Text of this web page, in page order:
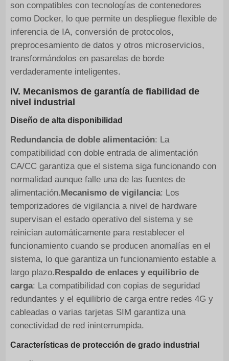
son compatibles con tecnologías de contenedores
como Docker, lo que permite un despliegue flexible de
inferencia de IA, conversión de protocolos,
preprocesamiento de datos y otros microservicios,
transformándolos en pasarelas de borde
verdaderamente inteligentes.
IV. Mecanismos de garantía de fiabilidad de
nivel industrial
Diseño de alta disponibilidad
Redundancia de doble alimentación: La
compatibilidad con doble entrada de alimentación
CA/CC garantiza que el sistema siga funcionando con
normalidad aunque falle una de las fuentes de
alimentación.Mecanismo de vigilancia: Los
temporizadores de vigilancia a nivel de hardware
supervisan el estado operativo del sistema y se
reinician automáticamente para restablecer el
funcionamiento cuando se producen anomalías en el
sistema, lo que garantiza un funcionamiento estable a
largo plazo.Respaldo de enlaces y equilibrio de
carga: La compatibilidad con copias de seguridad
redundantes y el equilibrio de carga entre redes 4G y
cableadas o varias tarjetas SIM garantiza una
conectividad de red ininterrumpida.
Características de protección de grado industrial